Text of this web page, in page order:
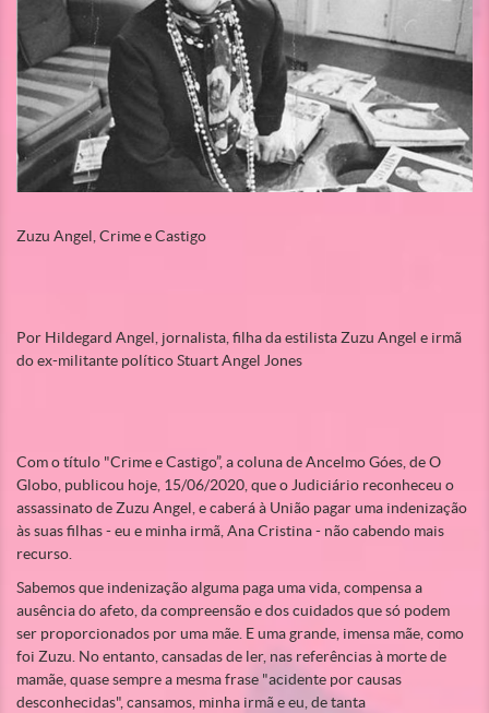
Zuzu Angel, Crime e Castigo
Por Hildegard Angel, jornalista, filha da estilista Zuzu Angel e irmã
do ex-militante político Stuart Angel Jones
Com o título "Crime e Castigo”, a coluna de Ancelmo Góes, de O
Globo, publicou hoje, 15/06/2020, que o Judiciário reconheceu o
assassinato de Zuzu Angel, e caberá à União pagar uma indenização
às suas filhas - eu e minha irmã, Ana Cristina - não cabendo mais
recurso.
Sabemos que indenização alguma paga uma vida, compensa a
ausência do afeto, da compreensão e dos cuidados que só podem
ser proporcionados por uma mãe. E uma grande, imensa mãe, como
foi Zuzu. No entanto, cansadas de ler, nas referências à morte de
mamãe, quase sempre a mesma frase "acidente por causas
desconhecidas", cansamos, minha irmã e eu, de tanta